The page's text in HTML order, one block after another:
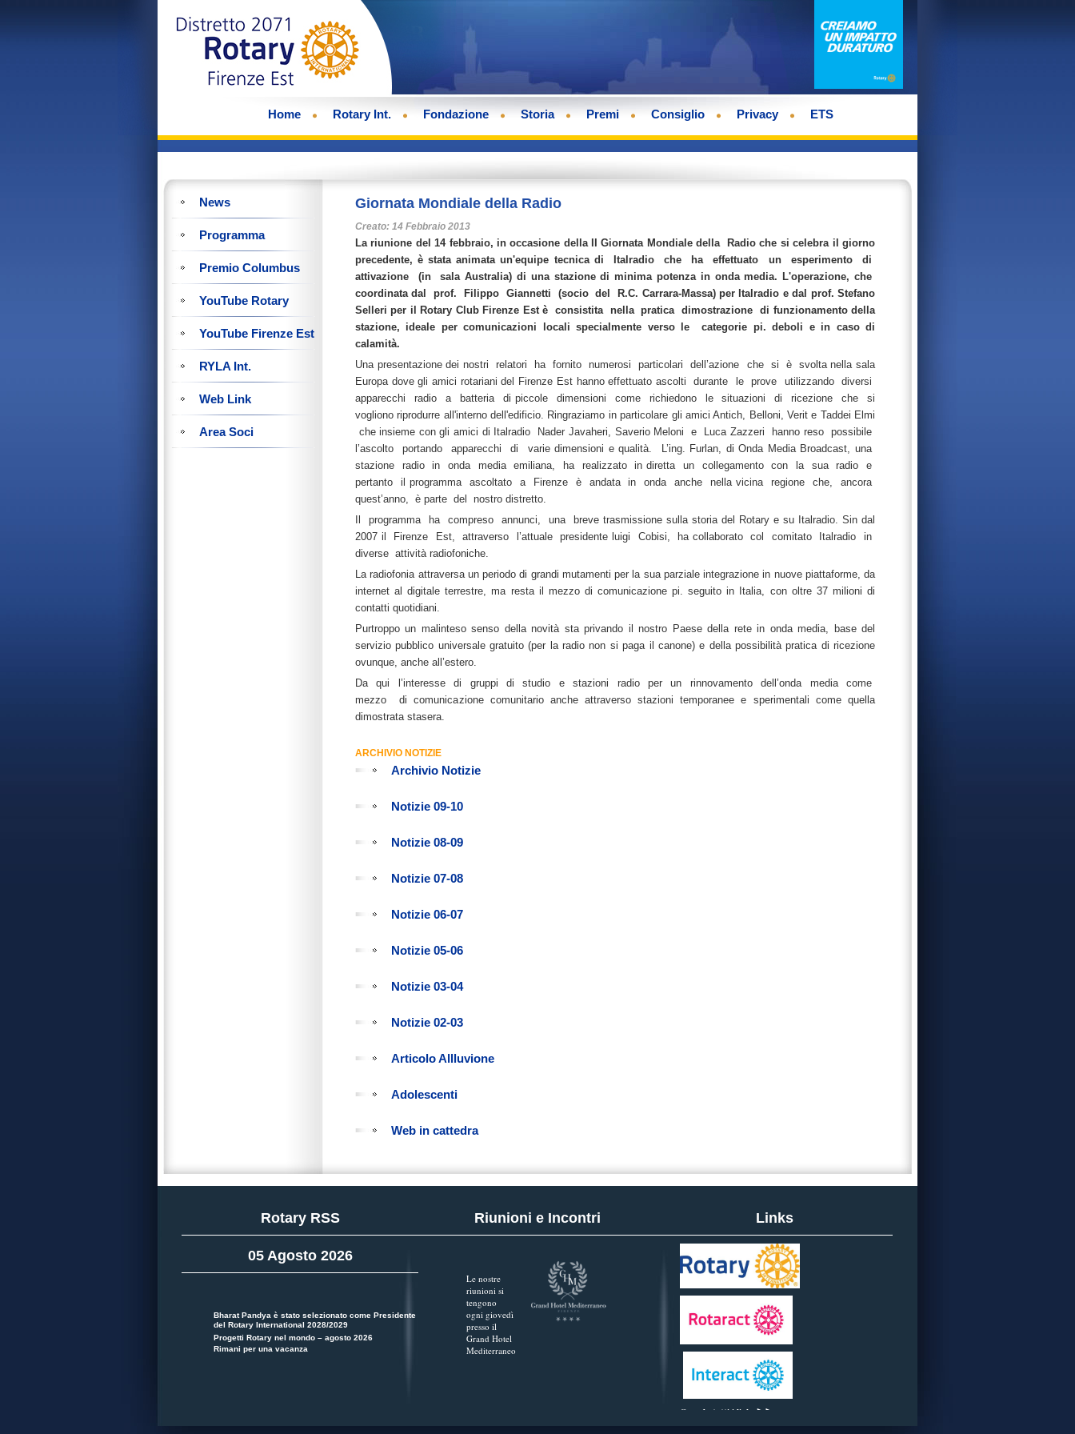
Home Rotary Int. Fondazione Storia Premi Consiglio Privacy ETS
News
Programma
Premio Columbus
YouTube Rotary
YouTube Firenze Est
RYLA Int.
Web Link
Area Soci
Giornata Mondiale della Radio
Creato: 14 Febbraio 2013
La riunione del 14 febbraio, in occasione della II Giornata Mondiale della Radio che si celebra il giorno
precedente, è stata animata un'equipe tecnica di Italradio che ha effettuato un esperimento di
attivazione (in sala Australia) di una stazione di minima potenza in onda media. L'operazione, che
coordinata dal prof. Filippo Giannetti (socio del R.C. Carrara-Massa) per Italradio e dal prof. Stefano
Selleri per il Rotary Club Firenze Est è consistita nella pratica dimostrazione di funzionamento della
stazione, ideale per comunicazioni locali specialmente verso le categorie pi. deboli e in caso di
calamità.
Una presentazione dei nostri relatori ha fornito numerosi particolari dell’azione che si è svolta nella sala
Europa dove gli amici rotariani del Firenze Est hanno effettuato ascolti durante le prove utilizzando diversi
apparecchi radio a batteria di piccole dimensioni come richiedono le situazioni di ricezione che si
vogliono riprodurre all'interno dell'edificio. Ringraziamo in particolare gli amici Antich, Belloni, Verit e Taddei Elmi
che insieme con gli amici di Italradio Nader Javaheri, Saverio Meloni e Luca Zazzeri hanno reso possibile
l’ascolto portando apparecchi di varie dimensioni e qualità. L’ing. Furlan, di Onda Media Broadcast, una
stazione radio in onda media emiliana, ha realizzato in diretta un collegamento con la sua radio e
pertanto il programma ascoltato a Firenze è andata in onda anche nella vicina regione che, ancora
quest’anno, è parte del nostro distretto.
Il programma ha compreso annunci, una breve trasmissione sulla storia del Rotary e su Italradio. Sin dal
2007 il Firenze Est, attraverso l’attuale presidente luigi Cobisi, ha collaborato col comitato Italradio in
diverse attività radiofoniche.
La radiofonia attraversa un periodo di grandi mutamenti per la sua parziale integrazione in nuove piattaforme, da
internet al digitale terrestre, ma resta il mezzo di comunicazione pi. seguito in Italia, con oltre 37 milioni di
contatti quotidiani.
Purtroppo un malinteso senso della novità sta privando il nostro Paese della rete in onda media, base del
servizio pubblico universale gratuito (per la radio non si paga il canone) e della possibilità pratica di ricezione
ovunque, anche all’estero.
Da qui l’interesse di gruppi di studio e stazioni radio per un rinnovamento dell’onda media come
mezzo di comunicazione comunitario anche attraverso stazioni temporanee e sperimentali come quella
dimostrata stasera.
ARCHIVIO NOTIZIE
Archivio Notizie
Notizie 09-10
Notizie 08-09
Notizie 07-08
Notizie 06-07
Notizie 05-06
Notizie 03-04
Notizie 02-03
Articolo Allluvione
Adolescenti
Web in cattedra
Rotary RSS
05 Agosto 2026
Bharat Pandya è stato selezionato come Presidente
del Rotary International 2028/2029
Progetti Rotary nel mondo – agosto 2026
Rimani per una vacanza
Riunioni e Incontri
Le nostre
riunioni si
tengono
ogni giovedì
presso il
Grand Hotel
Mediterraneo
Links
Guarda tutti i link